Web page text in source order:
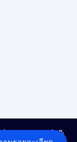
reserved. &